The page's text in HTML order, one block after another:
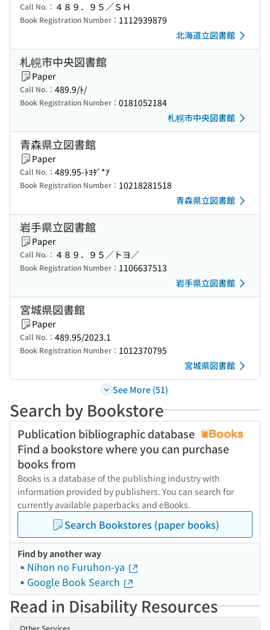
Call No.： ４８９．９５／ＳＨ
Book Registration Number： 1112939879
北海道立図書館
札幌市中央図書館
Paper
Call No.： 489.9/ﾄ/
Book Registration Number： 0181052184
札幌市中央図書館
青森県立図書館
Paper
Call No.： 489.95-ﾄﾖﾀﾞ*ｱ
Book Registration Number： 10218281518
青森県立図書館
岩手県立図書館
Paper
Call No.： ４８９．９５／トヨ／
Book Registration Number： 1106637513
岩手県立図書館
宮城県図書館
Paper
Call No.： 489.95/2023.1
Book Registration Number： 1012370795
宮城県図書館
See More (51)
Search by Bookstore
Publication bibliographic database
Find a bookstore where you can purchase
books from
Books is a database of the publishing industry with
information provided by publishers. You can search for
currently available paperbacks and eBooks.
Search Bookstores (paper books)
Find by another way
Nihon no Furuhon-ya
Google Book Search
Read in Disability Resources
Other Services